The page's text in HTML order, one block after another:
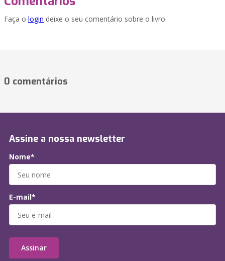
Faça o login deixe o seu comentário sobre o livro.
0 comentários
Assine a nossa newsletter
Nome*
E-mail*
Assinar